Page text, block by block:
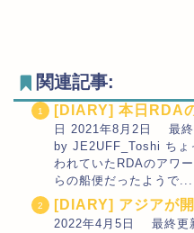
関連記事:
[DIARY] 本日RDA
日 2021年8月2日 最終
by JE2UFF_Toshi ちょ
われていたRDAのアワ
らの船便だったようで...
[DIARY] アジアが
2022年4月5日 最終更